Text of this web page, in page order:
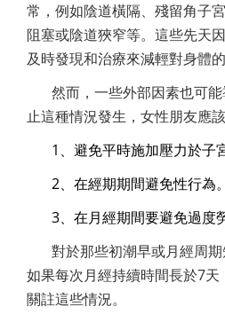
常，例如陰道橫隔、殘留角子
阻塞或陰道狹窄等。這些先天
及時發現和治療來減輕對身體的
然而，一些外部因素也可
止這種情況發生，女性朋友應
1、避免平時施加壓力於子宮
2、在經期期間避免性行為。
3、在月經期間要避免過度
對於那些初潮早或月經周
如果每次月經持續時間長於7
關註這些情況。